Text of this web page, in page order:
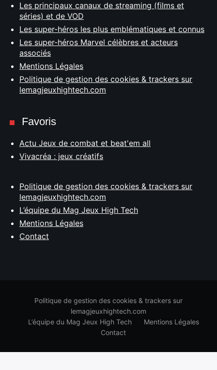
Les principaux canaux de streaming (films et
séries) et de VOD
Les super-héros les plus emblématiques et connus
Les super-héros Marvel célèbres et acteurs
associés
Mentions Légales
Politique de gestion des cookies & trackers sur
lemagjeuxhightech.com
Favoris
Actu Jeux de combat et beat'em all
Vivacréa : jeux créatifs
Politique de gestion des cookies & trackers sur
lemagjeuxhightech.com
L’équipe du Mag Jeux High Tech
Mentions Légales
Contact
Politique de gestion des cookies & trackers sur
lemagjeuxhightech.com
L’équipe du Mag Jeux High Tech
Mentions Légales
Contact